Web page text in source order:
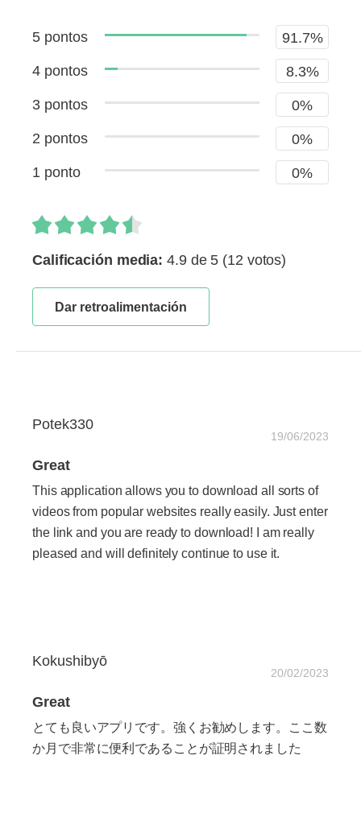
5 pontos 91.7%
4 pontos 8.3%
3 pontos 0%
2 pontos 0%
1 ponto 0%
Calificación media: 4.9 de 5 (12 votos)
Dar retroalimentación
Potek330
19/06/2023
Great
This application allows you to download all sorts of
videos from popular websites really easily. Just enter
the link and you are ready to download! I am really
pleased and will definitely continue to use it.
Kokushibyō
20/02/2023
Great
とても良いアプリです。強くお勧めします。ここ数
か月で非常に便利であることが証明されました